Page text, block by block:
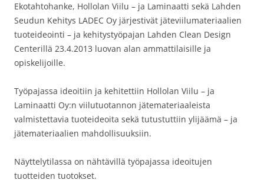
Ekotahtohanke, Hollolan Viilu – ja Laminaatti sekä Lahden
Seudun Kehitys LADEC Oy järjestivät jäteviilumateriaalien
tuoteideointi – ja kehitystyöpajan Lahden Clean Design
Centerillä 23.4.2013 luovan alan ammattilaisille ja
opiskelijoille.
Työpajassa ideoitiin ja kehitettiin Hollolan Viilu – ja
Laminaatti Oy:n viilutuotannon jätemateriaaleista
valmistettavia tuoteideoita sekä tutustuttiin ylijäämä – ja
jätemateriaalien mahdollisuuksiin.
Näyttelytilassa on nähtävillä työpajassa ideoitujen
tuotteiden tuotokset.